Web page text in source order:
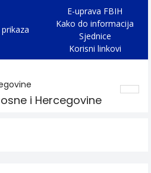
E-uprava FBIH
Kako do informacija
Sjednice
Korisni linkovi
i Hercegovine